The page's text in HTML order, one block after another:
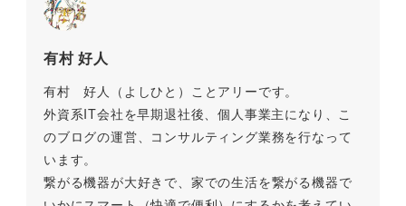
有村 好人
有村 好人（よしひと）ことアリーです。
外資系IT会社を早期退社後、個人事業主になり、こ
のブログの運営、コンサルティング業務を行なって
います。
繋がる機器が大好きで、家での生活を繋がる機器で